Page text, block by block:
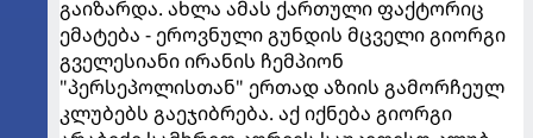
გაიზარდა. ახლა ამას ქართული ფაქტორიც
ემატება - ეროვნული გუნდის მცველი გიორგი
გველესიანი ირანის ჩემპიონ
"პერსეპოლისთან" ერთად აზიის გამორჩეულ
კლუბებს გაეჯიბრება. აქ იქნება გიორგი